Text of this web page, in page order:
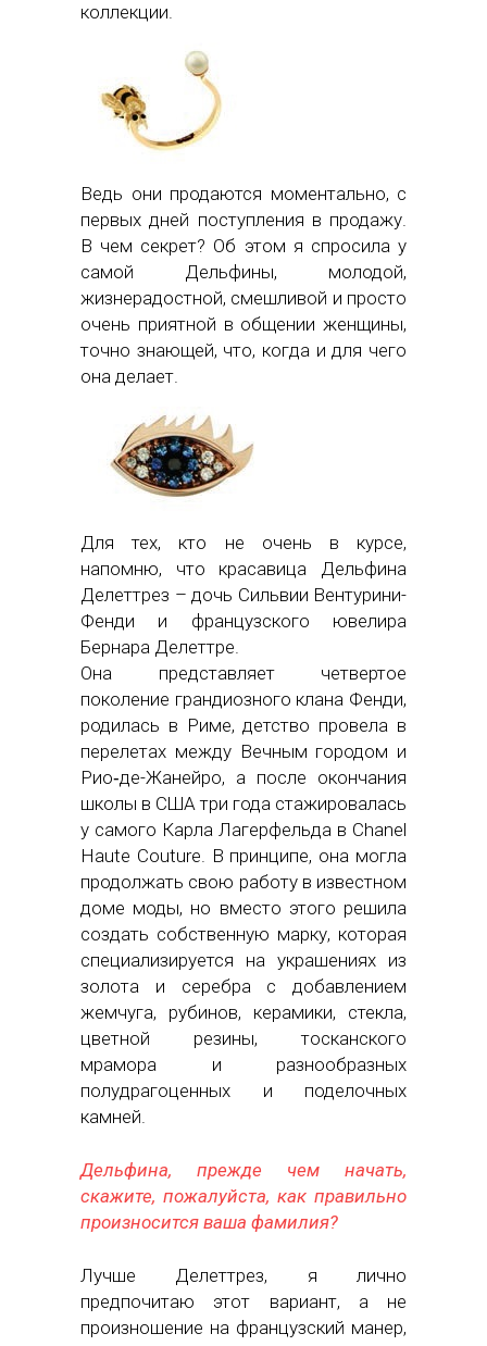
коллекции.
Ведь они продаются моментально, с
первых дней поступления в продажу.
В чем секрет? Об этом я спросила у
самой Дельфины, молодой,
жизнерадостной, смешливой и просто
очень приятной в общении женщины,
точно знающей, что, когда и для чего
она делает.
Для тех, кто не очень в курсе,
напомню, что красавица Дельфина
Делеттрез – дочь Сильвии Вентурини-
Фенди и французского ювелира
Бернара Делеттре.
Она представляет четвертое
поколение грандиозного клана Фенди,
родилась в Риме, детство провела в
перелетах между Вечным городом и
Рио‑де-Жанейро, а после окончания
школы в США три года стажировалась
у самого Карла Лагерфельда в Chanel
Haute Couture. В принципе, она могла
продолжать свою работу в известном
доме моды, но вместо этого решила
создать собственную марку, которая
специализируется на украшениях из
золота и серебра с добавлением
жемчуга, рубинов, керамики, стекла,
цветной резины, тосканского
мрамора и разнообразных
полудрагоценных и поделочных
камней.
Дельфина, прежде чем начать,
скажите, пожалуйста, как правильно
произносится ваша фамилия?
Лучше Делеттрез, я лично
предпочитаю этот вариант, а не
произношение на французский манер,